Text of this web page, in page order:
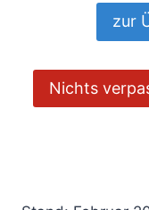
zur
Nichts